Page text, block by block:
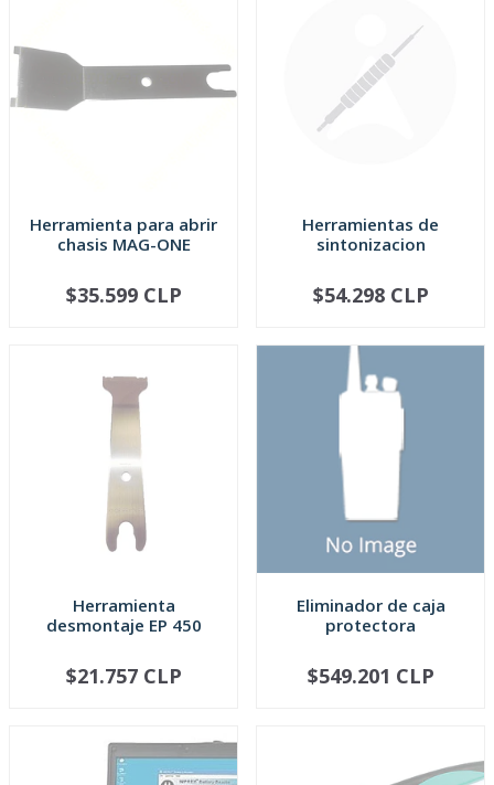
Herramienta para abrir
chasis MAG-ONE
AGOTADO
$35.599 CLP
Herramientas de
sintonizacion
AGOTADO
$54.298 CLP
Herramienta
desmontaje EP 450
AGOTADO
$21.757 CLP
Eliminador de caja
protectora
AGOTADO
$549.201 CLP